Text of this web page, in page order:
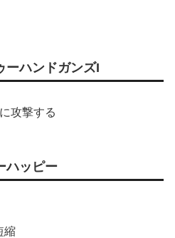
ーハンドガンズI
攻撃する
ハッピー
縮